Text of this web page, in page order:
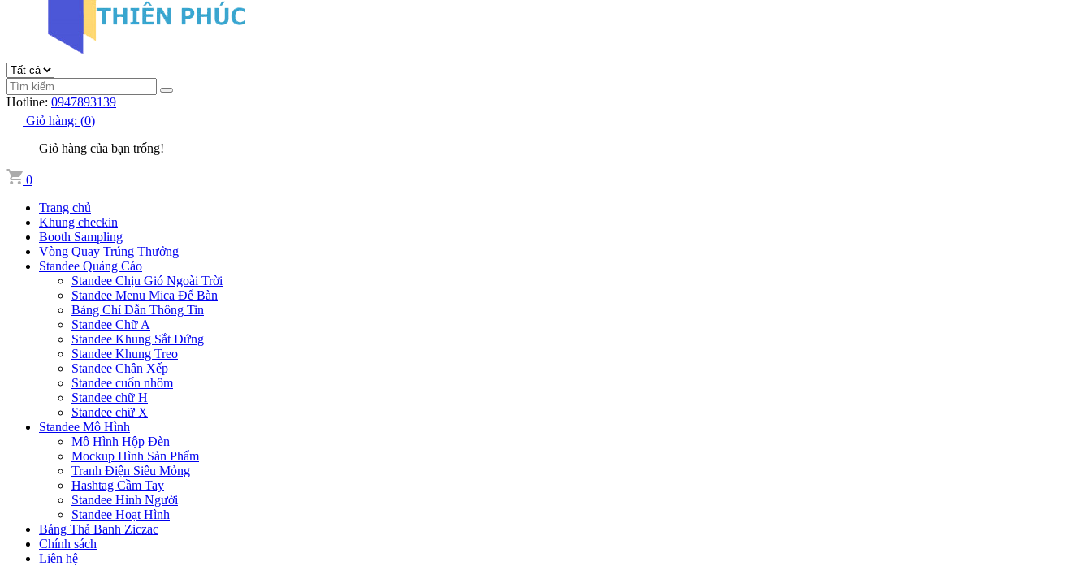
Hotline: 0947893139
Giỏ hàng: (0)
Giỏ hàng của bạn trống!
0
Trang chủ
Khung checkin
Booth Sampling
Vòng Quay Trúng Thưởng
Standee Quảng Cáo
Standee Chịu Gió Ngoài Trời
Standee Menu Mica Để Bàn
Bảng Chỉ Dẫn Thông Tin
Standee Chữ A
Standee Khung Sắt Đứng
Standee Khung Treo
Standee Chân Xếp
Standee cuốn nhôm
Standee chữ H
Standee chữ X
Standee Mô Hình
Mô Hình Hộp Đèn
Mockup Hình Sản Phẩm
Tranh Điện Siêu Mỏng
Hashtag Cầm Tay
Standee Hình Người
Standee Hoạt Hình
Bảng Thả Banh Ziczac
Chính sách
Liên hệ